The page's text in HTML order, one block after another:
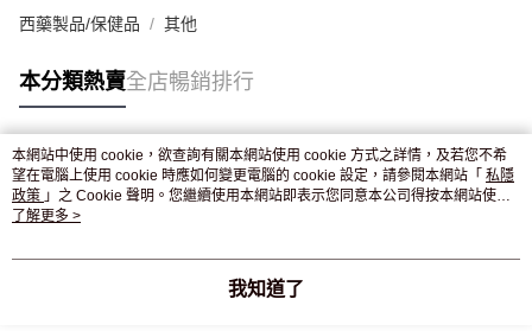
西藥製品/保健品 其他
本分類熱賣全店暢銷排行
熱門標籤
熱銷排行
本網站中使用 cookie，欲查詢有關本網站使用 cookie 方式之詳情，及若您不希
望在電腦上使用 cookie 時應如何變更電腦的 cookie 設定，請參閱本網站「 私隱
政策 」之 Cookie 聲明。您繼續使用本網站即表示您同意本公司得按本網站使用
條款之 Cookie 聲明使用 cookie。
了解更多 >
我知道了